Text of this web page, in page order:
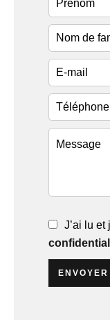
J’ai lu et
ENVOYER